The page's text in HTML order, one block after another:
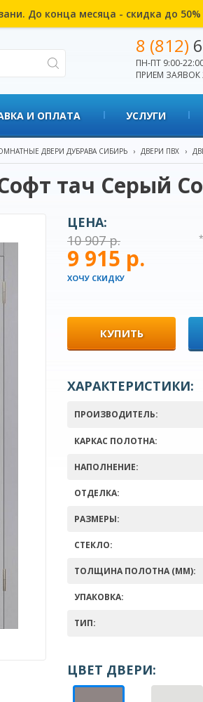
До конца месяца - скидка до
8 (812)
ПН-ПТ 9:00-
ПРИЕМ ЗАЯВОК
И ОПЛАТА УСЛУГИ
ДВЕРИ ДУБРАВА СИБИРЬ › ДВЕРИ ПВХ ›
тач Серый
ЦЕНА:
10 907 р.
9 915 р.
ХОЧУ СКИДКУ
КУПИТЬ
ХАРАКТЕРИСТИКИ:
ПРОИЗВОДИТЕЛЬ:
КАРКАС ПОЛОТНА:
НАПОЛНЕНИЕ:
ОТДЕЛКА:
РАЗМЕРЫ:
СТЕКЛО:
ТОЛЩИНА ПОЛОТНА (ММ):
УПАКОВКА:
ТИП:
ЦВЕТ ДВЕРИ: